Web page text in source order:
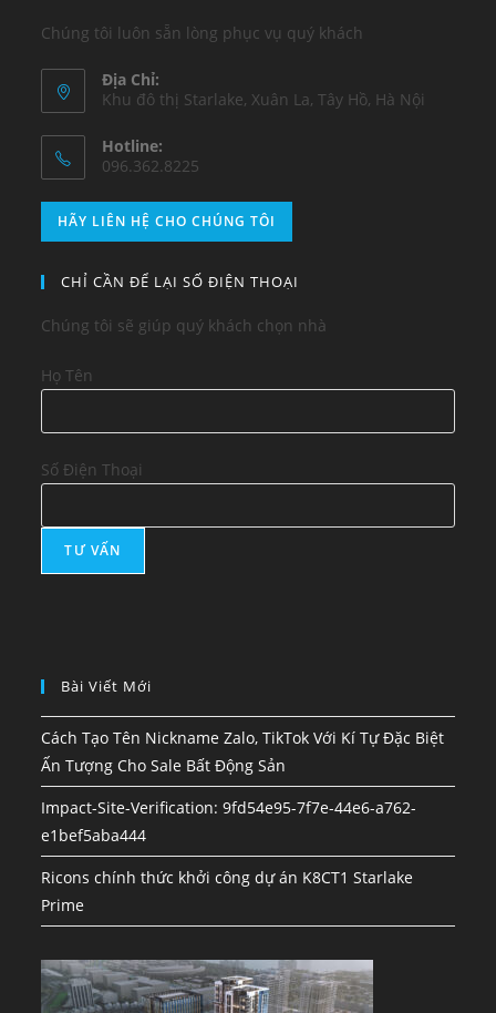
Chúng tôi luôn sẵn lòng phục vụ quý khách
Địa Chỉ:
Khu đô thị Starlake, Xuân La, Tây Hồ, Hà Nội
Hotline:
096.362.8225
HÃY LIÊN HỆ CHO CHÚNG TÔI
CHỈ CẦN ĐỂ LẠI SỐ ĐIỆN THOẠI
Chúng tôi sẽ giúp quý khách chọn nhà
Họ Tên
Số Điện Thoại
Bài Viết Mới
Cách Tạo Tên Nickname Zalo, TikTok Với Kí Tự Đặc Biệt
Ấn Tượng Cho Sale Bất Động Sản
Impact-Site-Verification: 9fd54e95-7f7e-44e6-a762-
e1bef5aba444
Ricons chính thức khởi công dự án K8CT1 Starlake
Prime